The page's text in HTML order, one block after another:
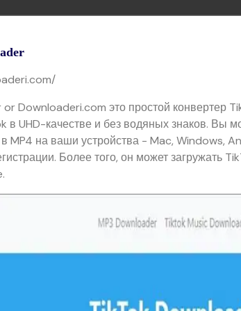
Downloaderi.com это простой конвертер
в UHD-качестве и без водяных знаков. Вы
MP4 на ваши устройства - Mac, Windows,
Более того, он может загружать